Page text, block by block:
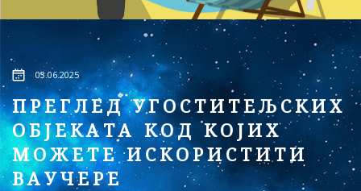
03.06.2025
ПРЕГЛЕД УГОСТИТЕЉСКИХ
ОБЈЕКАТА КОД КОЈИХ
МОЖЕТЕ ИСКОРИСТИТИ
ВАУЧЕРЕ